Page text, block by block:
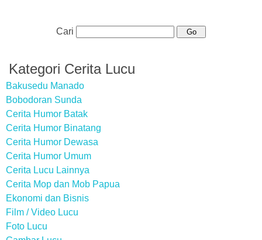
Cari
Kategori Cerita Lucu
Bakusedu Manado
Bobodoran Sunda
Cerita Humor Batak
Cerita Humor Binatang
Cerita Humor Dewasa
Cerita Humor Umum
Cerita Lucu Lainnya
Cerita Mop dan Mob Papua
Ekonomi dan Bisnis
Film / Video Lucu
Foto Lucu